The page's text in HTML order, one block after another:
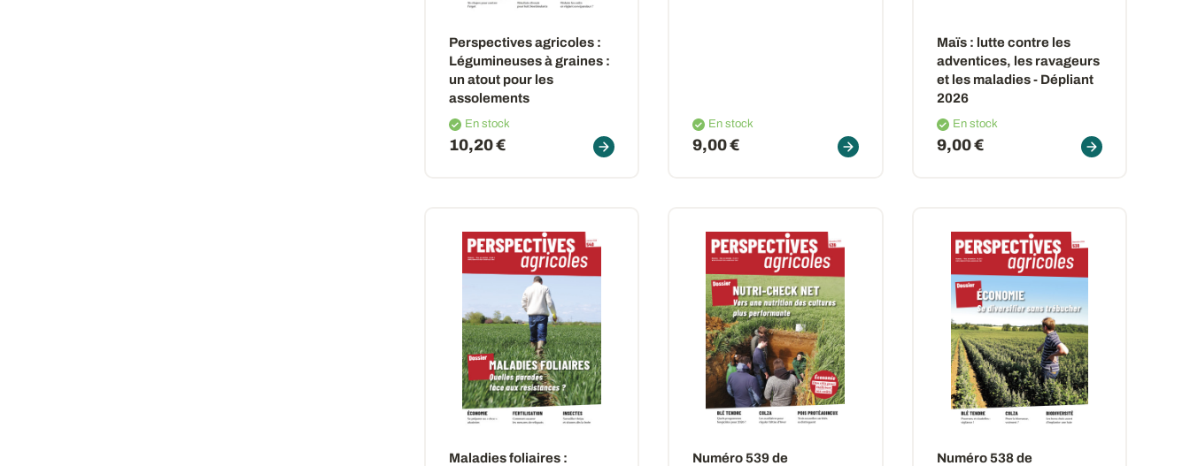
Perspectives agricoles :
Légumineuses à graines :
un atout pour les
assolements
En stock
10,20 €
En stock
9,00 €
Maïs : lutte contre les
adventices, les ravageurs
et les maladies - Dépliant
2026
En stock
9,00 €
Maladies foliaires :
Numéro 539 de
Numéro 538 de